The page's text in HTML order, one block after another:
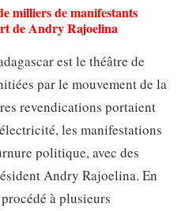
milliers de manifestants
de Andry Rajoelina
est le théâtre de
par le mouvement de la
revendications portaient
les manifestations
politique, avec des
Andry Rajoelina. En
à plusieurs